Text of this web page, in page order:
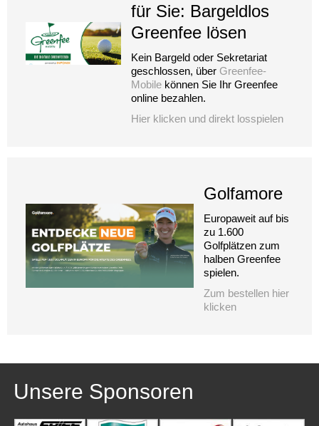
für Sie: Bargeldlos
Greenfee lösen
Kein Bargeld oder Sekretariat
geschlossen, über Greenfee-
Mobile können Sie Ihr Greenfee
online bezahlen.
Hier klicken und direkt losspielen
Golfamore
Europaweit auf bis
zu 1.600
Golfplätzen zum
halben Greenfee
spielen.
Zum bestellen hier
klicken
Unsere Sponsoren